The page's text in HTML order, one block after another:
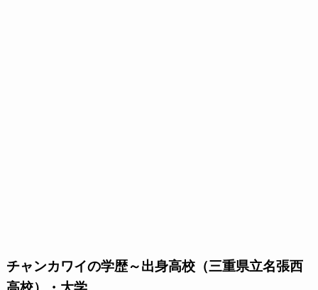
チャンカワイの学歴～出身高校（三重県立名張西